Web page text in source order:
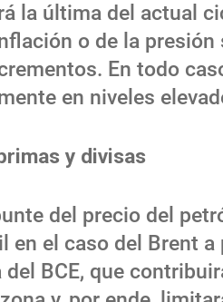
la última del actual
o de la
En todo
en niveles
y divisas
del precio del
en el caso del Brent
del BCE, que